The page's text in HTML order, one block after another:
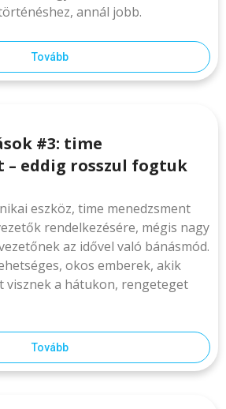
annál jobb.
Tovább
#3: time
– eddig rosszul fogtuk
eszköz, time menedzsment
rendelkezésére, mégis nagy
az idővel való bánásmód.
okos emberek, akik
visznek a hátukon, rengeteget
Tovább